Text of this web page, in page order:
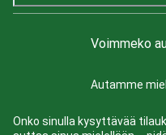
Voimmeko
Autamme
Onko sinulla kysyttävää